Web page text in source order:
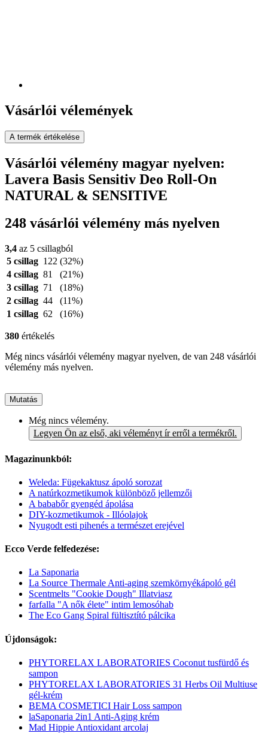
Vásárlói vélemények
A termék értékelése
Vásárlói vélemény magyar nyelven:
Lavera Basis Sensitiv Deo Roll-On
NATURAL & SENSITIVE
248 vásárlói vélemény más nyelven
3,4 az 5 csillagból
5 csillag 122 (32%)
4 csillag 81
(21%)
3 csillag 71
(18%)
2 csillag 44
(11%)
1 csillag 62 (16%)
380 értékelés
Még nincs vásárlói vélemény magyar nyelven, de van 248 vásárlói
vélemény más nyelven.
Mutatás
Még nincs vélemény.
Legyen Ön az első, aki véleményt ír erről a termékről.
Magazinunkból:
Weleda: Fügekaktusz ápoló sorozat
A natúrkozmetikumok különböző jellemzői
A bababőr gyengéd ápolása
DIY-kozmetikumok - Illóolajok
Nyugodt esti pihenés a természet erejével
Ecco Verde felfedezése:
La Saponaria
La Source Thermale Anti-aging szemkörnyékápoló gél
Scentmelts "Cookie Dough" Illatviasz
farfalla "A nők élete" intim lemosóhab
The Eco Gang Spiral fültisztító pálcika
Újdonságok:
PHYTORELAX LABORATORIES Coconut tusfürdő és
sampon
PHYTORELAX LABORATORIES 31 Herbs Oil Multiuse
gél-krém
BEMA COSMETICI Hair Loss sampon
laSaponaria 2in1 Anti-Aging krém
Mad Hippie Antioxidant arcolaj